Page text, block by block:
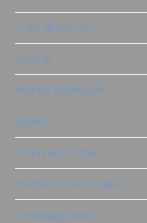
rullo decorativo
scatole
stampi ReDesign
stencil
timbri decorativi
trasferibili ReDesign
Uncategorized